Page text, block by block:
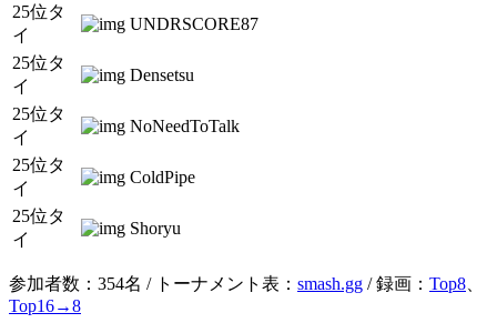
25位タ
イ
UNDRSCORE87
25位タ
イ
Densetsu
25位タ
イ
NoNeedToTalk
25位タ
イ
ColdPipe
25位タ
イ
Shoryu
参加者数：354名 / トーナメント表： smash.gg / 録画： Top8
Top16→8